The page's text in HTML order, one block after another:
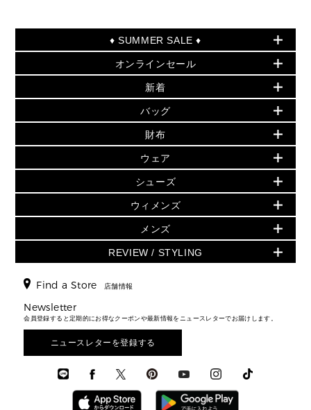
♦ SUMMER SALE ♦
セールおすすめアイテム
▶ ウィメンズ
バッグ
小物
シューズ・靴
ウェア
アクセサリー
時計
▶ メンズ
バッグ
ウェア
アクセサリー
オンラインセール
PRODUCT OF THE MONTH - 今月の特別価格
再値下げアイテム
追加アイテム
▶ ウィメンズすべて(ウェア・シューズ除く)
バッグ
財布・小物
ウェア
シューズ
時計・ジュエリー
アクセサリー
メンズ バッグ
メンズ 財布・小物
メンズ シューズ
メンズ ウェア
メンズ 時計・その他
新着
夏のスタイル
▶ すべて
▶ ウィメンズすべて
財布・小物
アクセサリー
フレグランス
シューズ
▶ メンズすべて
メンズ財布・小物
メンズアクセサリー
メンズウェア
バッグ
人気の定番アイテム
日本限定 - バッグ
▶ ウィメンズすべて
トートバッグ
ショルダーバッグ
クロスボディ・斜め掛け
トラベル
3 IN 1 / 2 IN 1 バッグ
▶ メンズすべて
財布
日本限定 - 財布・小物
▶ ウィメンズすべて
GREENWICH
折り財布(二つ折り・三つ折り)
長財布
▶ メンズすべて
ウェア
▶ ウィメンズすべて
トップス
スカート・パンツ
ジャケット・アウター
▶ メンズすべて
シューズ
▶ ウィメンズすべて
サンダル
スニーカー
▶ メンズすべて
ウィメンズ
人気の定番アイテム
▶ ウィメンズすべて
▶ バッグすべて
通勤・通学アイテム
3 IN 1 バッグ
ミニ財布・フラグメントケース
メンズ
▶ メンズすべて
財布・小物
時計・ジュエリー
アクセサリー
REVIEW / STYLING
エディターレビュー
Find a Store 店舗情報
Newsletter
会員登録すると定期的にお得なクーポンや最新情報をニュースレターでお届けします。
ニュースレターを登録する